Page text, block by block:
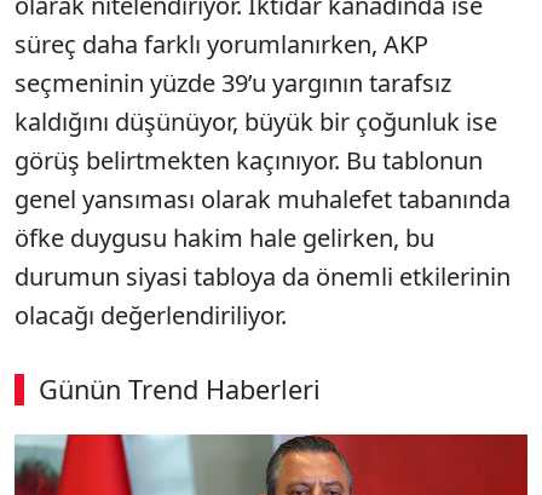
süreç daha farklı yorumlanırken, AKP
seçmeninin yüzde 39’u yargının tarafsız
kaldığını düşünüyor, büyük bir çoğunluk ise
görüş belirtmekten kaçınıyor. Bu tablonun
genel yansıması olarak muhalefet tabanında
öfke duygusu hakim hale gelirken, bu
durumun siyasi tabloya da önemli etkilerinin
olacağı değerlendiriliyor.
Günün Trend Haberleri
00:02 / 08:15